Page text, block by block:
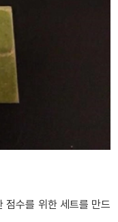
점수를 위한 세트를 만드